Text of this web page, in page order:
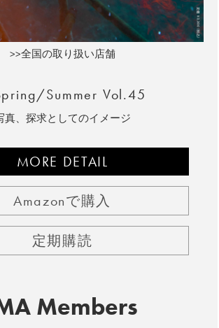
>>全国の取り扱い店舗
Summer Vol.45
真、探求としてのイメージ
MORE DETAIL
Amazonで購入
定期購読
Members